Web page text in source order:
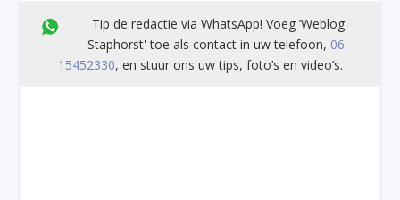
Tip de redactie via WhatsApp! Voeg ’Weblog
Staphorst' toe als contact in uw telefoon, 06-
15452330, en stuur ons uw tips, foto’s en video’s.